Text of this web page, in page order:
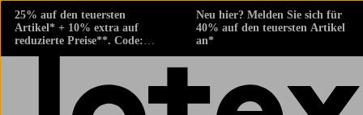
25% auf den teuersten
Artikel* + 10% extra auf
reduzierte Preise**. Code:
424882
Neu hier? Melden Sie sich für
40% auf den teuersten Artikel
an*